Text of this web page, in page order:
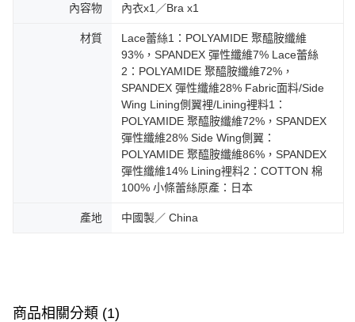
內容物 內衣x1／Bra x1
材質
Lace蕾絲1：POLYAMIDE 聚醯胺纖維
93%，SPANDEX 彈性纖維7% Lace蕾絲
2：POLYAMIDE 聚醯胺纖維72%，
SPANDEX 彈性纖維28% Fabric面料/Side
Wing Lining側翼裡/Lining裡料1：
POLYAMIDE 聚醯胺纖維72%，SPANDEX
彈性纖維28% Side Wing側翼：
POLYAMIDE 聚醯胺纖維86%，SPANDEX
彈性纖維14% Lining裡料2：COTTON 棉
100% 小條蕾絲原產：日本
產地 中國製／ China
商品相關分類 (1)